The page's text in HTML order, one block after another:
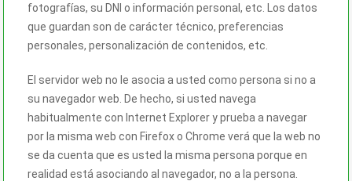
fotografías, su DNI o información personal, etc. Los datos
que guardan son de carácter técnico, preferencias
personales, personalización de contenidos, etc.
El servidor web no le asocia a usted como persona si no a
su navegador web. De hecho, si usted navega
habitualmente con Internet Explorer y prueba a navegar
por la misma web con Firefox o Chrome verá que la web no
se da cuenta que es usted la misma persona porque en
realidad está asociando al navegador, no a la persona.